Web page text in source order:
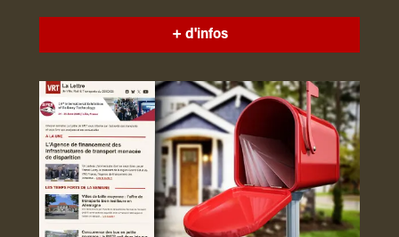
+ d'infos